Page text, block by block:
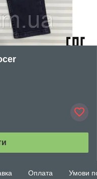
Оплата Умови